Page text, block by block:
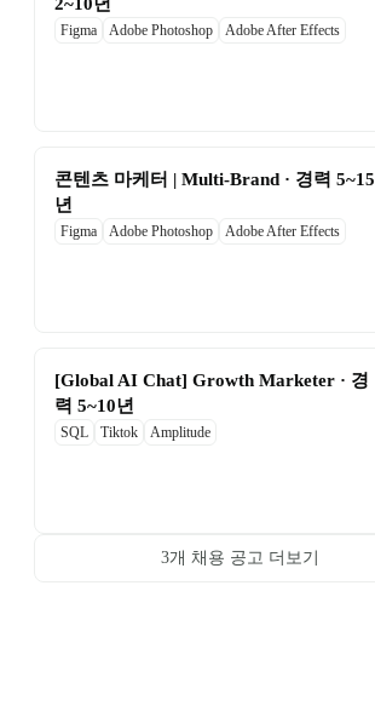
2~10년
Figma Adobe Photoshop Adobe After Effects
콘텐츠 마케터 | Multi-Brand · 경력 5~15
년
Figma Adobe Photoshop Adobe After Effects
[Global AI Chat] Growth Marketer · 경
력 5~10년
SQL Tiktok Amplitude
3개 채용 공고 더보기